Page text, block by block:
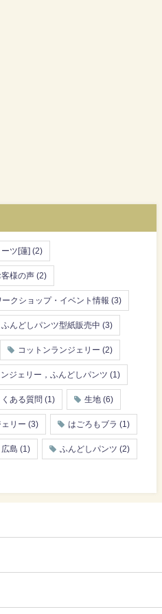
ツ[蓮] (2)
客様の声 (2)
ークショップ・イベント情報 (3)
ふんどしパンツ型紙販売中 (3)
コットンランジェリー (2)
ジェリー，ふんどしパンツ (1)
くある質問 (1) 生地 (6)
リー (3) はごろもブラ (1)
広島 (1) ふんどしパンツ (2)